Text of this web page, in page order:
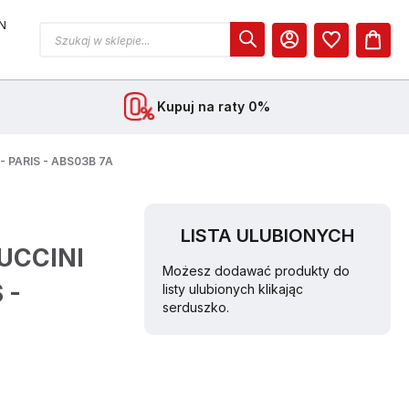
MOJE KONTO
Kupuj na raty 0%
PARIS - ABS03B 7A
-
LISTA ULUBIONYCH
Możesz dodawać produkty do
listy ulubionych klikając
serduszko.